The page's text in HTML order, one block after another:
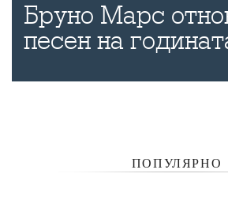
Бруно Марс
песен на
ПОПУЛЯРНО